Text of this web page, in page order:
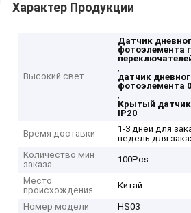
Характер Продукции
Высокий свет
Датчик
фотоэлемента
,
датчик
фотоэлемента
,
Крытый датчик
IP20
Время доставки
1-3 дней для
недель для
Количество мин
заказа
100Pcs
Место
происхождения
Китай
Номер модели
HS03